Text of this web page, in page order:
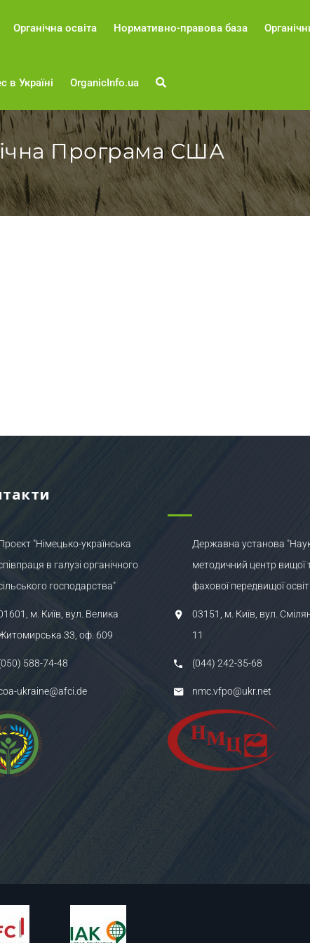
Органічна освіта Нормативно-правова база
в Україні OrganicInfo.ua
Програма США
"Німецько-українська
в галузі органічного
господарства"
м. Київ, вул. Велика
33, оф. 609
588-74-48
ukraine@afci.de
Державна установа
методичний центр вищої
фахової передвищої
03151, м. Київ, вул.
11
(044) 242-35-68
nmc.vfpo@ukr.net